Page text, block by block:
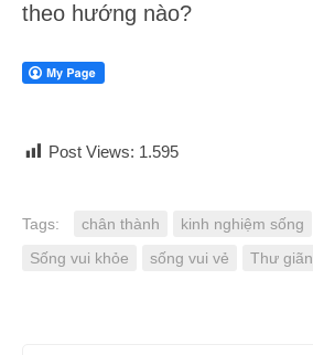
theo hướng nào?
Post Views: 1.595
Tags: chân thành kinh nghiệm sống
Sống vui khỏe
sống vui vẻ Thư giãn